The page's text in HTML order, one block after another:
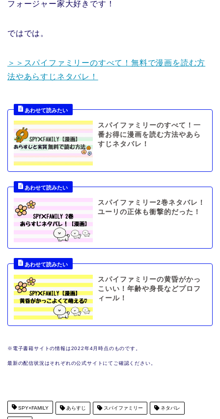
フォージャー家大好きです！
ではでは。
＞＞スパイファミリーのすべて！無料で漫画を読む方
法やあらすじネタバレ！
スパイファミリーのすべて！一
番お得に漫画を読む方法やあら
すじネタバレ！
スパイファミリー2巻ネタバレ！
ユーリの正体も衝撃的だった！
スパイファミリーの黄昏がかっ
こいい！年齢や身長などプロフ
ィール！
※電子書籍サイトの情報は2022年4月時点のものです。
最新の配信状況はそれぞれの公式サイトにてご確認ください。
SPY×FAMILY あらすじ スパイファミリー ネタバレ